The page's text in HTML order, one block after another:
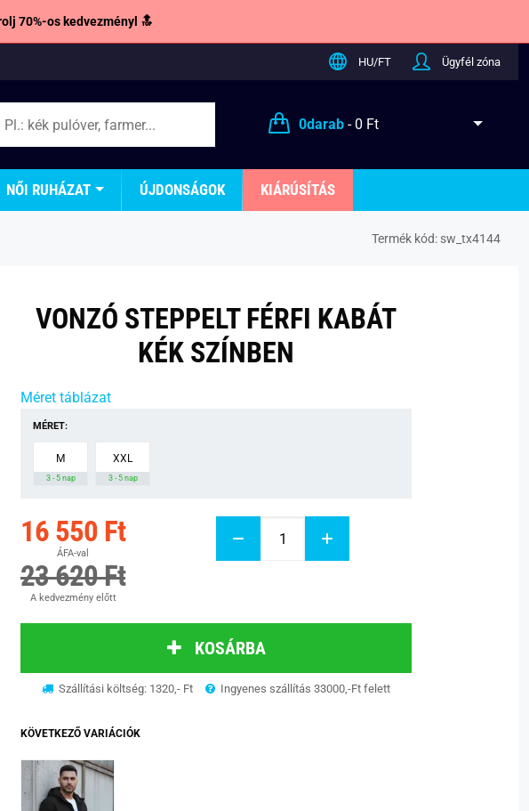
70%-os kedvezményl 🔝
HU/FT Ügyfél zóna
0darab- 0 Ft
NŐI RUHÁZAT ÚJDONSÁGOK KIÁRÚSÍTÁS
Termék kód: sw_tx4144
VONZÓ STEPPELT FÉRFI KABÁT
KÉK SZÍNBEN
Méret táblázat
MÉRET:
M
3 - 5 nap
XXL
3 - 5 nap
16 550 Ft
ÁFA-val
23 620 Ft
A kedvezmény előtt
KOSÁRBA
Szállítási költség: 1320,- Ft Ingyenes szállítás 33000,-Ft felett
KÖVETKEZŐ VARIÁCIÓK